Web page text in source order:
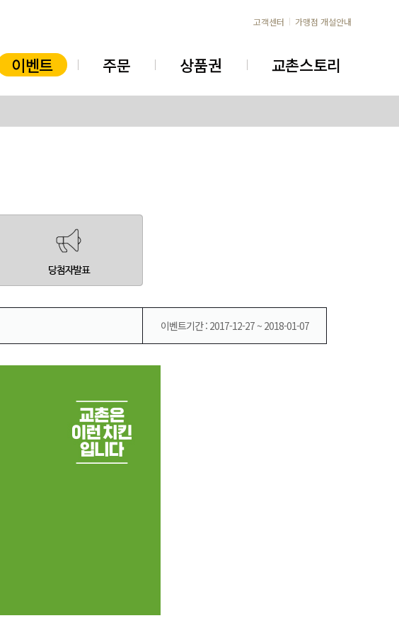
고객센터
가맹점 개설안내
이벤트 주문 상품권 교촌스토리
이벤트기간 : 2017-12-27 ~ 2018-01-07